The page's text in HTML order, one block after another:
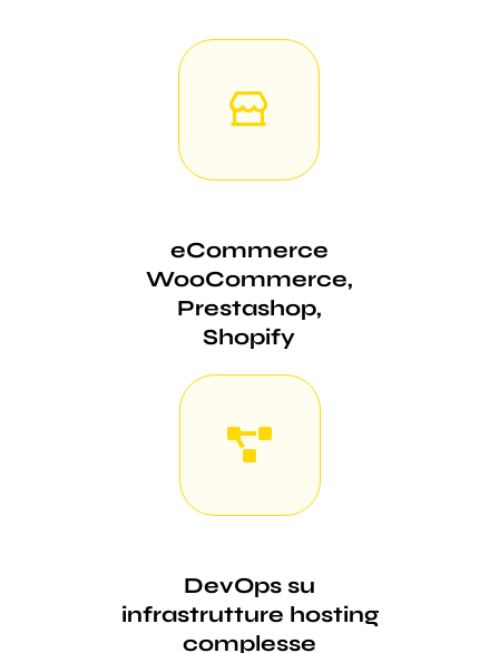
eCommerce
WooCommerce,
Prestashop,
Shopify
DevOps su
infrastrutture hosting
complesse